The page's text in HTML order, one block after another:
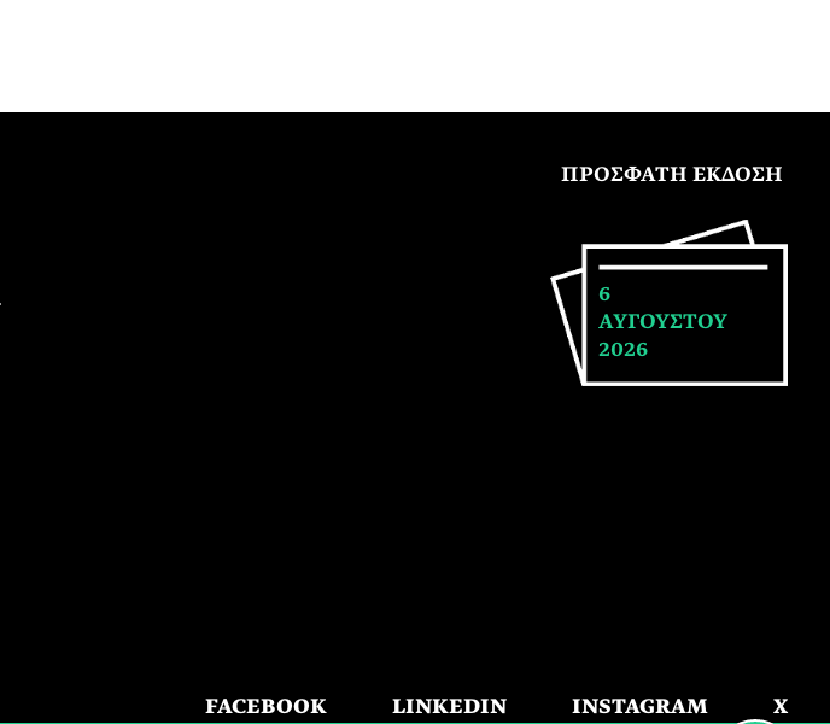
ΠΡΟΣΦΑΤΗ ΕΚΔΟΣΗ
6
ΑΥΓΟΥΣΤΟΥ
2026
FACEBOOK LINKEDIN INSTAGRAM X